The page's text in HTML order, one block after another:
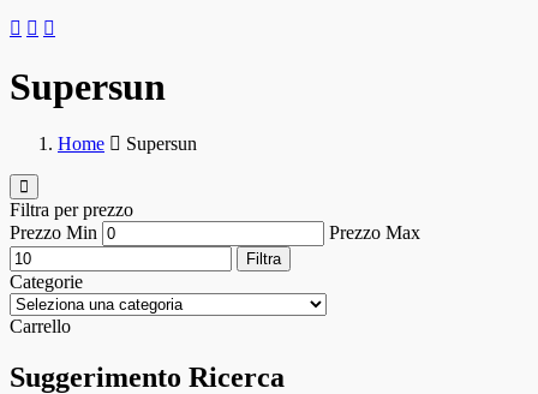
Supersun
Home Supersun
Filtra per prezzo
Prezzo Min
Prezzo Max
Filtra
Categorie
Carrello
Suggerimento Ricerca